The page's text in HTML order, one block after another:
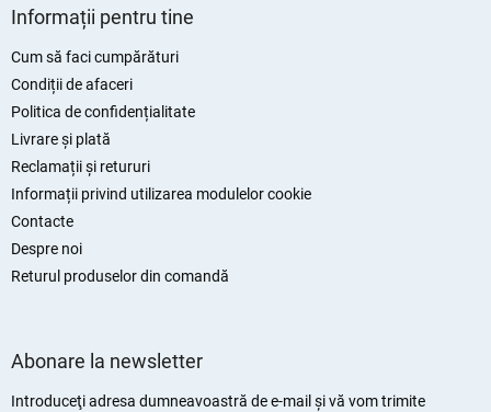
Informații pentru tine
Cum să faci cumpărături
Condiții de afaceri
Politica de confidențialitate
Livrare și plată
Reclamații și retururi
Informații privind utilizarea modulelor cookie
Contacte
Despre noi
Returul produselor din comandă
Abonare la newsletter
Introduceţi adresa dumneavoastră de e-mail şi vă vom trimite